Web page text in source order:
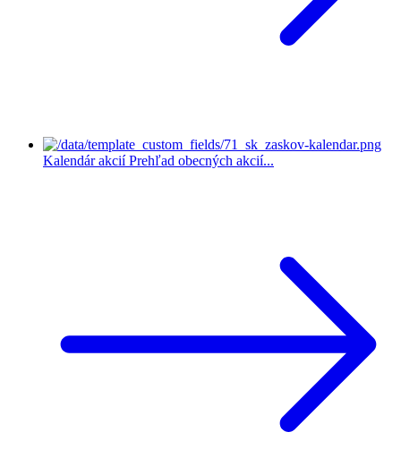
Kalendár akcií Prehľad obecných akcií...